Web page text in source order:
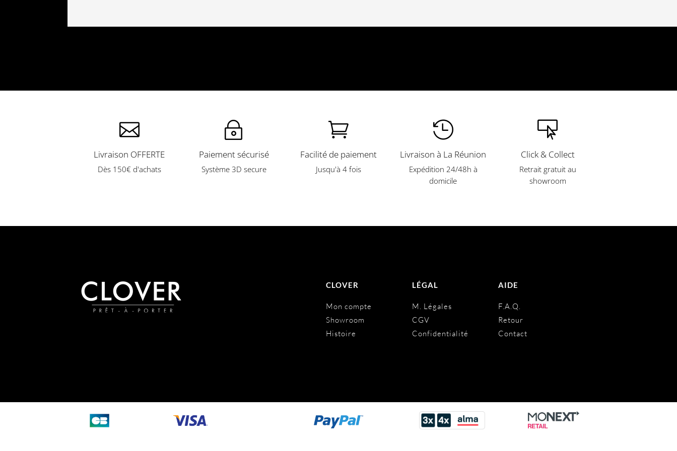

Livraison OFFERTE
Dès 150€ d'achats
~
Paiement sécurisé
Système 3D secure

Facilité de paiement
Jusqu'à 4 fois

Livraison à La Réunion
Expédition 24/48h à
domicile

Click & Collect
Retrait gratuit au
showroom
CLOVER
Mon compte
Showroom
Histoire
LÉGAL
M. Légales
CGV
Confidentialité
AIDE
F.A.Q.
Retour
Contact